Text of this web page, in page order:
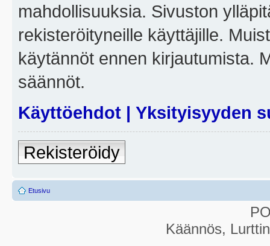
mahdollisuuksia. Sivuston
rekisteröityneille käyttäjille.
käytännöt ennen kirjautumista.
säännöt.
Käyttöehdot | Yksityisyyden
Rekisteröidy
Etusivu
Käännös,